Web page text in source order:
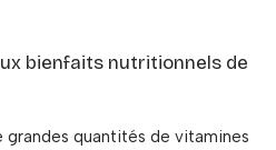
bienfaits nutritionnels de
quantités de vitamines